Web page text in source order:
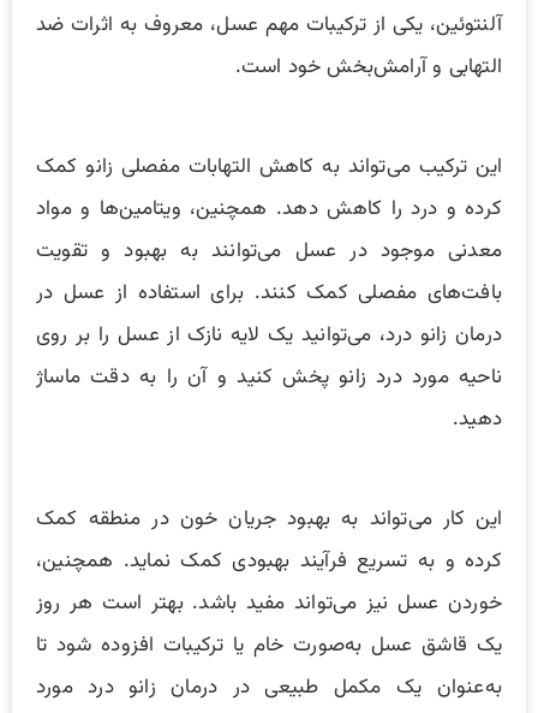
آلنتوئین، یکی از ترکیبات مهم عسل، معروف به اثرات ضد
التهابی و آرامش‌بخش خود است.
این ترکیب می‌تواند به کاهش التهابات مفصلی زانو کمک
کرده و درد را کاهش دهد. همچنین، ویتامین‌ها و مواد
معدنی موجود در عسل می‌توانند به بهبود و تقویت
بافت‌های مفصلی کمک کنند. برای استفاده از عسل در
درمان زانو درد، می‌توانید یک لایه نازک از عسل را بر روی
ناحیه مورد درد زانو پخش کنید و آن را به دقت ماساژ
دهید.
این کار می‌تواند به بهبود جریان خون در منطقه کمک
کرده و به تسریع فرآیند بهبودی کمک نماید. همچنین،
خوردن عسل نیز می‌تواند مفید باشد. بهتر است هر روز
یک قاشق عسل به‌صورت خام یا ترکیبات افزوده شود تا
به‌عنوان یک مکمل طبیعی در درمان زانو درد مورد